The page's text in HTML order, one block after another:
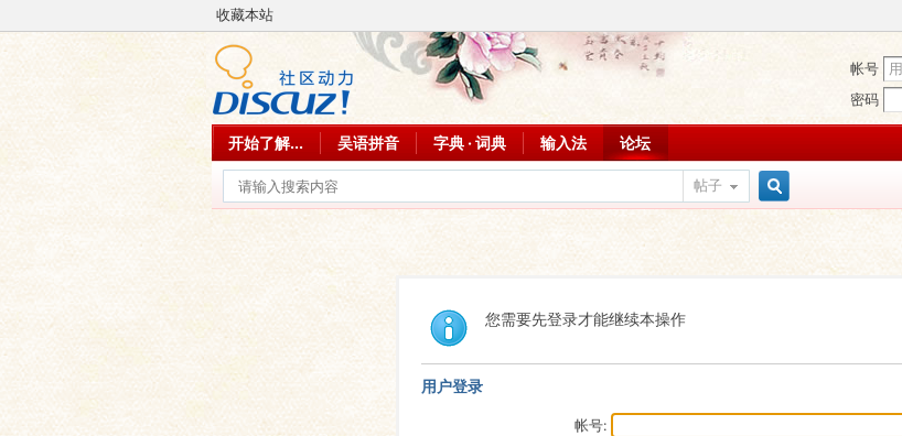
收藏本站
帐号
密码
开始了解... 吴语拼音 字典 · 词典 输入法 论坛
帖子
您需要先登录才能继续本操作
用户登录
帐号: